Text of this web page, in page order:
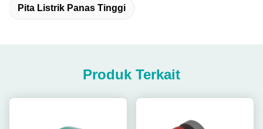
Pita Listrik Panas Tinggi
Produk Terkait